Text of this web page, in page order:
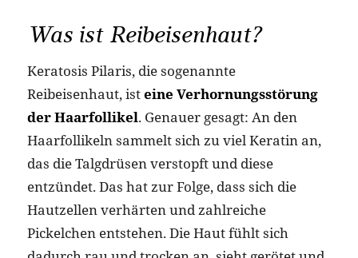
Was ist Reibeisenhaut?
Keratosis Pilaris, die sogenannte
Reibeisenhaut, isteine Verhornungsstörung
der Haarfollikel. Genauer gesagt: An den
Haarfollikeln sammelt sich zu viel Keratin an,
das die Talgdrüsen verstopft und diese
entzündet. Das hat zur Folge, dass sich die
Hautzellen verhärten und zahlreiche
Pickelchen entstehen. Die Haut fühlt sich